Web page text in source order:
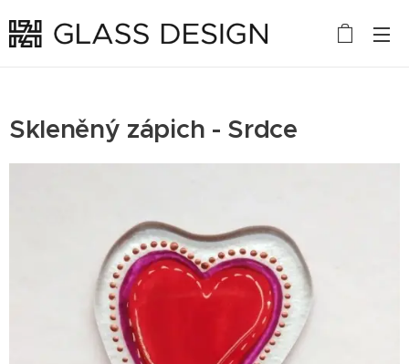
Skleněný zápich - Srdce